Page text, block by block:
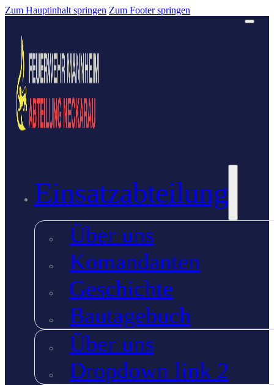
Zum Hauptinhalt springen Zum Footer springen
Einsatzabteilung
Über uns
Komandanten
Geschichte
Bautagebuch
Über uns
Dropdown link 2